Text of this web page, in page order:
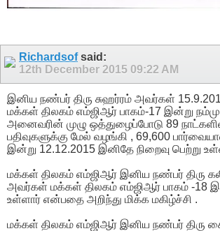
Richardsofsaid:
12th December 2015 09:22 AM
இனிய நண்பர் திரு சுஹர்ரம் அவர்கள்
மக்கள் திலகம் எம்ஜிஆர் பாகம்-17 இன்று
அனைவரின் முழு ஒத்துழைப்போடு 89
பதிவுகளுக்கு மேல் வழங்கி , 69,600
இன்று 12.12.2015 இனிதே நிறைவு பெற்று
மக்கள் திலகம் எம்ஜிஆர் இனிய நண்பர் திரு
அவர்கள் மக்கள் திலகம் எம்ஜிஆர் பாகம் -18
உள்ளார் என்பதை அறிந்து மிக்க மகிழ்ச்சி .
மக்கள் திலகம் எம்ஜிஆர் இனிய நண்பர் திரு